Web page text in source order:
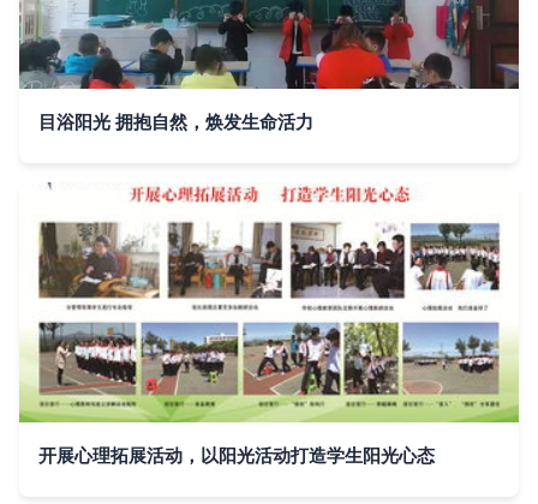
目浴阳光 拥抱自然，焕发生命活力
开展心理拓展活动，以阳光活动打造学生阳光心态